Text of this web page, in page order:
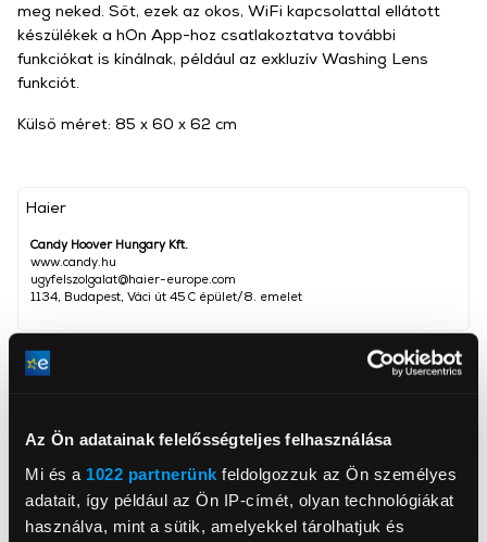
Az Ön adatainak felelősségteljes felhasználása
Mi és a 1022 partnerünk feldolgozzuk az Ön személyes
adatait, így például az Ön IP-címét, olyan technológiákat
használva, mint a sütik, amelyekkel tárolhatjuk és
Haier
Candy Hoover Hungary Kft.
www.candy.hu
ugyfelszolgalat@haier-europe.com
1134, Budapest, Váci út 45 C épület/8. emelet
Ruhatöltet
Centrifugálási zajszint
72 dBA
Magasság
85 cm
Szélesség
60 cm
meg neked. Sőt, ezek az okos, WiFi kapcsolattal ellátott
készülékek a hOn App-hoz csatlakoztatva további
funkciókat is kínálnak, például az exkluzív Washing Lens
funkciót.
Külső méret: 85 x 60 x 62 cm